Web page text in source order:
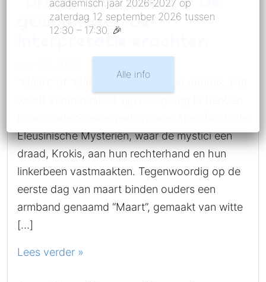
gewoonte en de
interpretatie erachter.
“Maart” of “Martis” is een heel oud gebruik. Het
Eleusinische Mysteriën, waar de mystici een
draad, Krokis, aan hun rechterhand en hun
linkerbeen vastmaakten. Tegenwoordig op de
eerste dag van maart binden ouders een
armband genaamd “Maart”, gemaakt van witte
[…]
Lees verder »
academisch jaar 2026-2027 op
zaterdag 12 september 2026 tussen
12:30 – 17:30. 🎉
Alle info